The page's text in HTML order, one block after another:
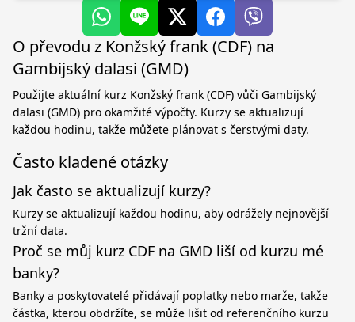
O převodu z Konžský frank (CDF) na
Gambijský dalasi (GMD)
Použijte aktuální kurz Konžský frank (CDF) vůči Gambijský
dalasi (GMD) pro okamžité výpočty. Kurzy se aktualizují
každou hodinu, takže můžete plánovat s čerstvými daty.
Často kladené otázky
Jak často se aktualizují kurzy?
Kurzy se aktualizují každou hodinu, aby odrážely nejnovější
tržní data.
Proč se můj kurz CDF na GMD liší od kurzu mé
banky?
Banky a poskytovatelé přidávají poplatky nebo marže, takže
částka, kterou obdržíte, se může lišit od referenčního kurzu